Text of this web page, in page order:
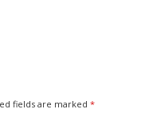
fields are marked *